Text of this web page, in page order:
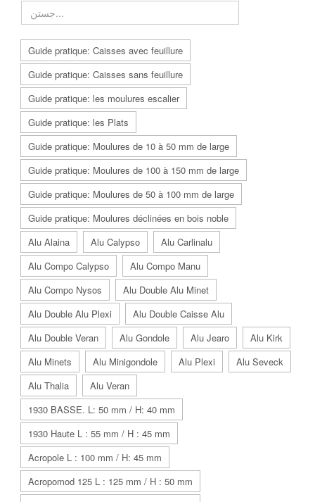
Guide pratique: Caisses avec feuillure
Guide pratique: Caisses sans feuillure
Guide pratique: les moulures escalier
Guide pratique: les Plats
Guide pratique: Moulures de 10 à 50 mm de large
Guide pratique: Moulures de 100 à 150 mm de large
Guide pratique: Moulures de 50 à 100 mm de large
Guide pratique: Moulures déclinées en bois noble
Alu Alaina
Alu Calypso
Alu Carlinalu
Alu Compo Calypso
Alu Compo Manu
Alu Compo Nysos
Alu Double Alu Minet
Alu Double Alu Plexi
Alu Double Caisse Alu
Alu Double Veran
Alu Gondole Alu Jearo
Alu Kirk
Alu Minets
Alu Minigondole Alu Plexi
Alu Seveck
Alu Thalia
Alu Veran
1930 BASSE. L: 50 mm / H: 40 mm
1930 Haute L : 55 mm / H : 45 mm
Acropole L : 100 mm / H: 45 mm
Acropomod 125 L : 125 mm / H : 50 mm